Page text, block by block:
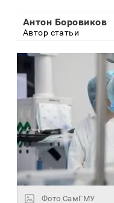
Антон Боровиков
Автор статьи
Фото СамГМУ